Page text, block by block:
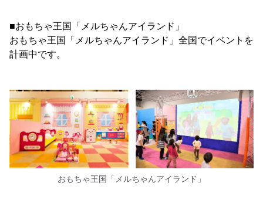
■おもちゃ王国「メルちゃんアイランド」
おもちゃ王国「メルちゃんアイランド」全国でイベントを
計画中です。
おもちゃ王国「メルちゃんアイランド」